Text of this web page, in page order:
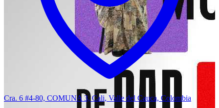
Cra. 6 #4-80, COMUNA 3, Cali, Valle del Cauca, Colombia